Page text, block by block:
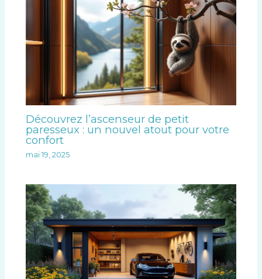
Découvrez l’ascenseur de petit
paresseux : un nouvel atout pour votre
confort
mai 19, 2025